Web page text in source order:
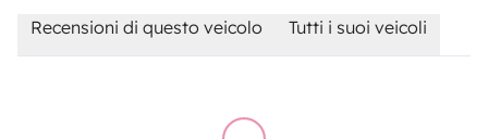
Recensioni di questo veicolo Tutti i suoi veicoli